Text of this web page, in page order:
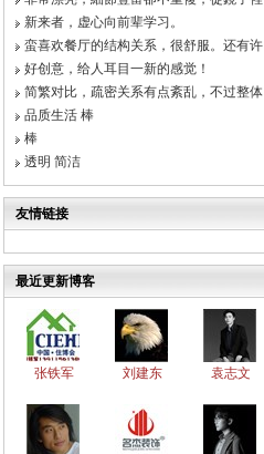
新来者，虚心向前辈学习。
蛮喜欢餐厅的结构关系，很舒服。还有许
好创意，给人耳目一新的感觉！
简繁对比，疏密关系有点紊乱，不过整体
品质生活 棒
棒
透明 简洁
友情链接
最近更新博客
张铁军 刘建东 袁志文